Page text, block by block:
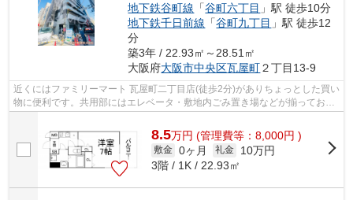
地下鉄谷町線 「谷町六丁目 」駅 徒歩10分
地下鉄千日前線 「谷町九丁目 」駅 徒歩12
分
築3年 / 22.93㎡～28.51㎡
大阪府大阪市中央区瓦屋町２丁目13-9
近くにはファミリーマート 瓦屋町二丁目店(徒歩2分)がありちょっとした買い
物に便利です。共用部にはエレベータ・敷地内ごみ置き場などが揃っており
8.5万円 (管理費等：8,000円 )
敷金 0ヶ月 礼金
10万円
3階 / 1K / 22.93㎡